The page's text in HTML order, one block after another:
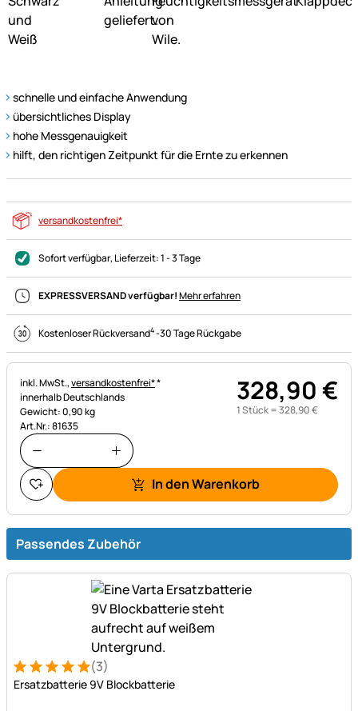
schnelle und einfache Anwendung
übersichtliches Display
hohe Messgenauigkeit
hilft, den richtigen Zeitpunkt für die Ernte zu erkennen
versandkostenfrei*
Sofort verfügbar, Lieferzeit:1 - 3 Tage
EXPRESSVERSAND verfügbar!Mehr erfahren
Kostenloser Rückversand4-30 Tage Rückgabe
Steuerhinweis:
inkl. MwSt.,versandkostenfrei**
innerhalb Deutschlands
Gewicht: 0,90 kg
Art.Nr.: 81635
328,90€
1 Stück =328,90€
In den Warenkorb
Passendes Zubehör
Bewertung: 5 von 5 (3 Bewertungen)
3 Bewertungen
(3)
Ersatzbatterie 9V Blockbatterie